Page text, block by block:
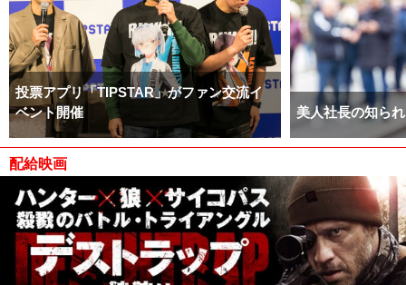
投票アプリ「TIPSTAR」がファン交流イ
ベント開催
美人社長の知ら
配給映画